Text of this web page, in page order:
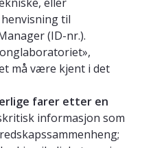
til
(ID-nr.).
må være kjent i det
farer etter en
informasjon som